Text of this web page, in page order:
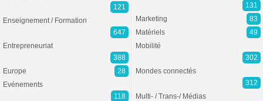
121
Enseignement / Formation
647
Entrepreneuriat
388
Europe
28
Evénements
118
131
Marketing
83
Matériels
49
Mobilité
302
Mondes connectés
312
Multi- / Trans-/ Médias